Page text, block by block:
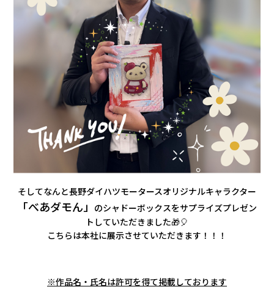
そしてなんと長野ダイハツモータースオリジナルキャラクター
「べあダモん」 のシャドーボックスをサプライズプレゼン
トしていただきました🎁🎈
こちらは本社に展示させていただきます！！！
※作品名・氏名は許可を得て掲載しております